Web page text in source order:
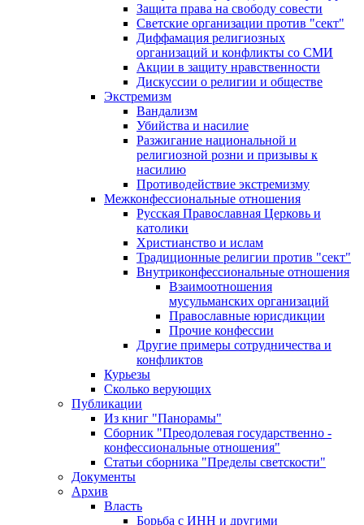
Защита права на свободу совести
Светские организации против "сект"
Диффамация религиозных
организаций и конфликты со СМИ
Акции в защиту нравственности
Дискуссии о религии и обществе
Экстремизм
Вандализм
Убийства и насилие
Разжигание национальной и
религиозной розни и призывы к
насилию
Противодействие экстремизму
Межконфессиональные отношения
Русская Православная Церковь и
католики
Христианство и ислам
Традиционные религии против "сект"
Внутриконфессиональные отношения
Взаимоотношения
мусульманских организаций
Православные юрисдикции
Прочие конфессии
Другие примеры сотрудничества и
конфликтов
Курьезы
Сколько верующих
Публикации
Из книг "Панорамы"
Сборник "Преодолевая государственно -
конфессиональные отношения"
Статьи сборника "Пределы светскости"
Документы
Архив
Власть
Борьба с ИНН и другими